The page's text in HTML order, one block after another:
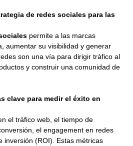
de redes sociales para las
permite a las marcas
aumentar su visibilidad y generar
son una vía para dirigir tráfico al
y construir una comunidad de
clave para medir el éxito en
el tráfico web, el tiempo de
el engagement en redes
inversión (ROI). Estas métricas